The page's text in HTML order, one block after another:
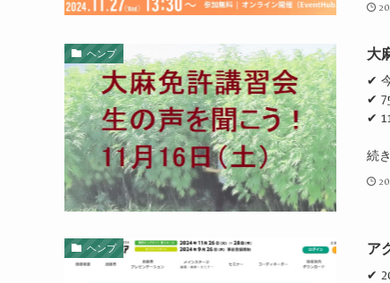
ヘンプ 大
✔
✔
✔
続
ヘンプ ア
✔